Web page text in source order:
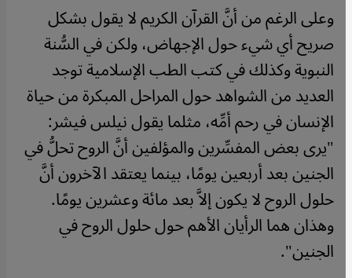
وعلى الرغم من أنَّ القرآن الكريم لا يقول بشكل
صريح أي شيء حول الإجهاض، ولكن في السُّنة
النبوية وكذلك في كتب الطب الإسلامية توجد
العديد من الشواهد حول المراحل المبكرة من حياة
الإنسان في رحم أمِّه، مثلما يقول نيلس فيشر:
"يرى بعض المفسِّرين والمؤلفين أنَّ الروح تحلُّ في
الجنين بعد أربعين يومًا، بينما يعتقد الآخرون أنَّ
حلول الروح لا يكون إلاَّ بعد مائة وعشرين يومًا.
وهذان هما الرأيان الأهم حول حلول الروح في
الجنين".